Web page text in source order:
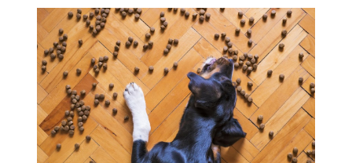
etiketterne på hundefoderet, og hvor sk...